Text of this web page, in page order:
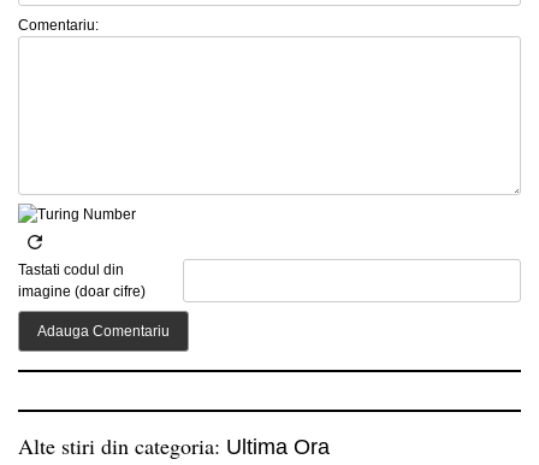
Comentariu:
Tastati codul din
imagine (doar cifre)
Alte stiri din categoria: Ultima Ora